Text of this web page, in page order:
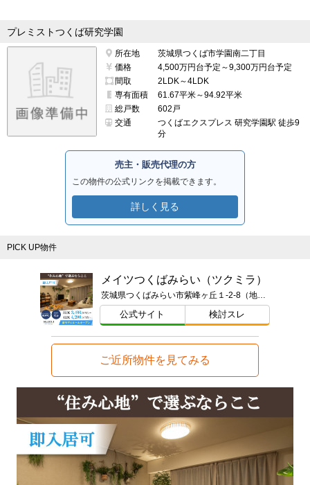
プレミストつくば研究学園
所在地
茨城県つくば市学園南二丁目
価格
4,500万円台予定～9,300万円台予定
間取
2LDK～4LDK
専有面積
61.67平米～94.92平米
総戸数
602戸
交通
つくばエクスプレス 研究学園駅 徒歩9
分
売主・販売代理の方
この物件の公式リンクを掲載できます。
詳しく見る
PICK UP物件
メイツつくばみらい（ツクミラ）
茨城県つくばみらい市紫峰ヶ丘１-2-8（地番）
公式サイト 検討スレ
ご近所物件を見てみる